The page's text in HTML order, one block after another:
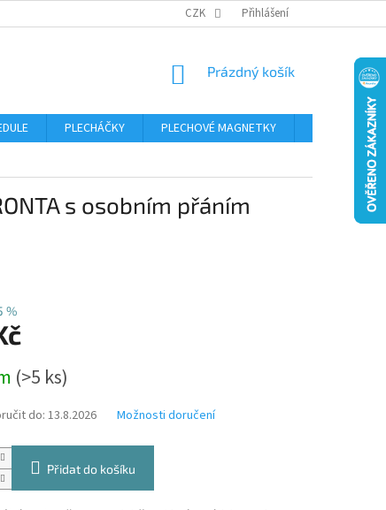
ÚDAJŮ CZK Přihlášení
NÁKUPNÍ
Prázdný košík
PLECHÁČKY PLECHOVÉ MAGNETKY
ČÍSLA
s osobním přáním
%
(>5 ks)
do: 13.8.2026 Možnosti doručení
Přidat do košíku